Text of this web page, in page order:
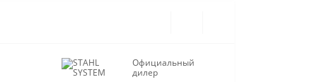
Официальный
дилер